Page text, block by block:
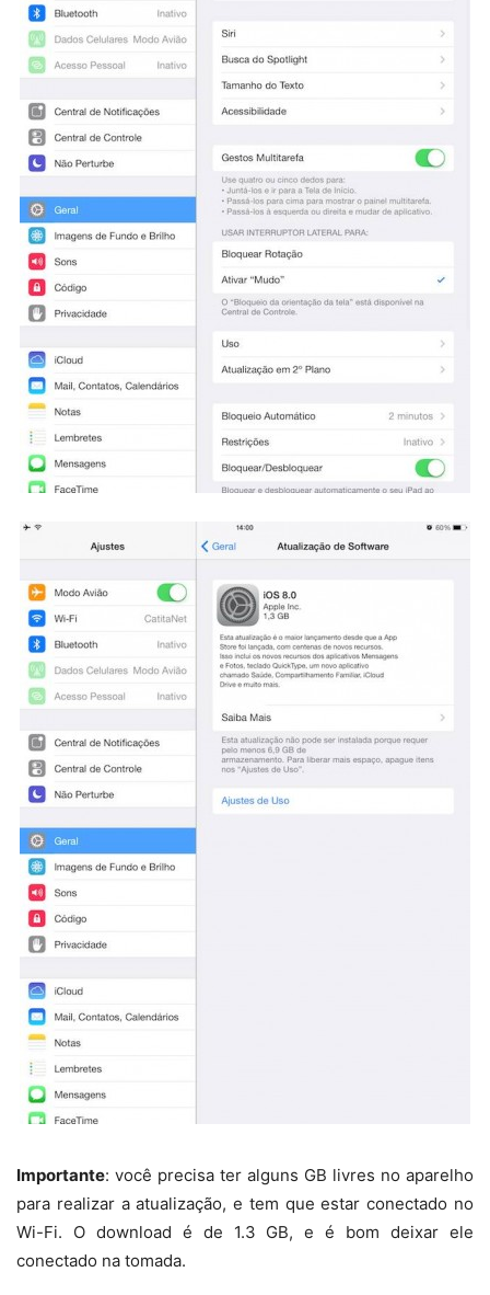
Importante: você precisa ter alguns GB livres no aparelho
para realizar a atualização, e tem que estar conectado no
Wi-Fi. O download é de 1.3 GB, e é bom deixar ele
conectado na tomada.